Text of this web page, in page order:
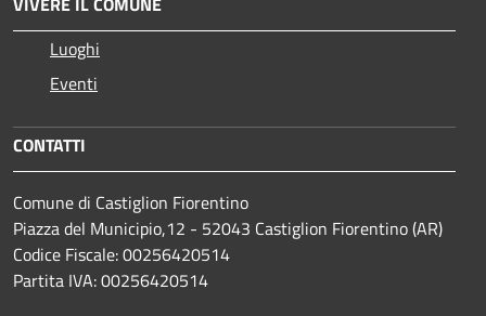
Luoghi
Eventi
CONTATTI
Comune di Castiglion Fiorentino
Piazza del Municipio,12 - 52043 Castiglion Fiorentino (AR)
Codice Fiscale: 00256420514
Partita IVA: 00256420514